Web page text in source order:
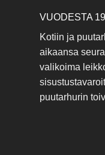
VUODESTA
Kotiin ja
aikaansa
valikoima
puutarhurin